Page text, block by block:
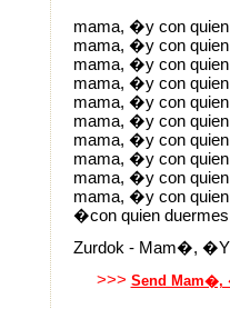
mama, �y con
mama, �y con
mama, �y con
mama, �y con
mama, �y con
mama, �y con
mama, �y con
mama, �y con
mama, �y con
mama, �y con
�con quien
Zurdok - Mam�, �Y
>>> Send Mam�,